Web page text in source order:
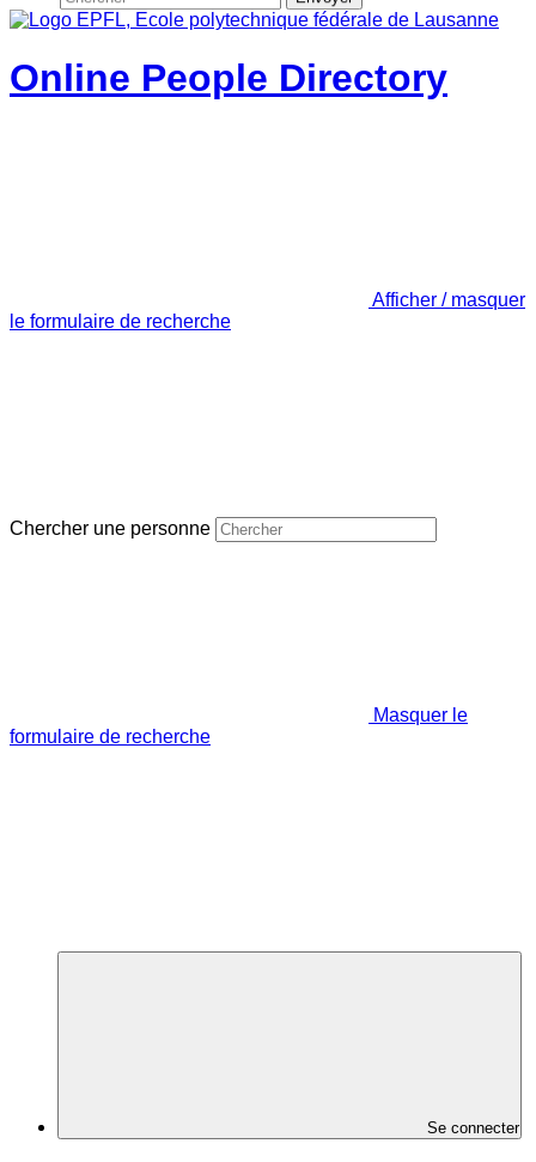
Online People Directory
Afficher / masquer
le formulaire de recherche
Chercher une personne
Masquer le
formulaire de recherche
Se connecter